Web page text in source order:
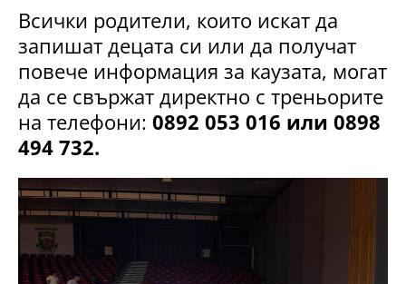
Всички родители, които искат да
запишат децата си или да получат
повече информация за каузата, могат
да се свържат директно с треньорите
на телефони: 0892 053 016 или 0898
494 732.